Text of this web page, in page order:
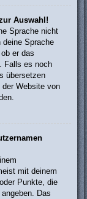
Auswahl!
Sprache nicht
deine Sprache
er das
Falls es noch
übersetzen
Website von
mit deinem
Punkte, die
Das